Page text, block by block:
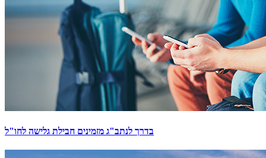
בדרך לנתב"ג מזמינים חבילת גלישה לחו"ל